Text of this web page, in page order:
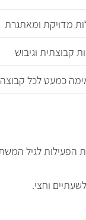
מדויקת ומאתגרת
קבוצתית וגיבוש
כמעט לכל קבוצה
וחצי.